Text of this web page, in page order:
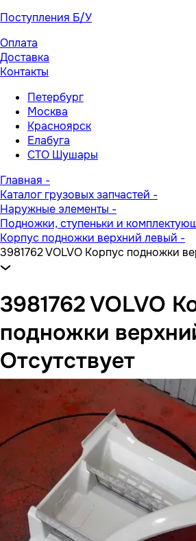
Поступления Б/У
Оплата
Доставка
Контакты
Петербург
Москва
Красноярск
Елабуга
СТО Шушары
Главная -
Каталог грузовых запчастей -
Наружные элементы -
Подножки, ступеньки и
Корпус подножки верхний левый -
3981762 VOLVO Корпус подножки
3981762 VOLVO
подножки
Отсутствует